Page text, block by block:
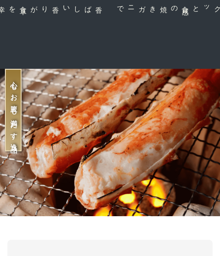
心もお腹も満たす逸品
の焼きガニで
香ばしい香りが